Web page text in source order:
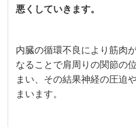
悪くしていきます。
内臓の循環不良により筋肉
なることで肩周りの関節の
まい、その結果神経の圧迫
まいます。